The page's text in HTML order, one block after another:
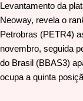
Levantamento da
Neoway, revela o
Petrobras (PETR4)
novembro, seguida
do Brasil (BBAS3)
ocupa a quinta